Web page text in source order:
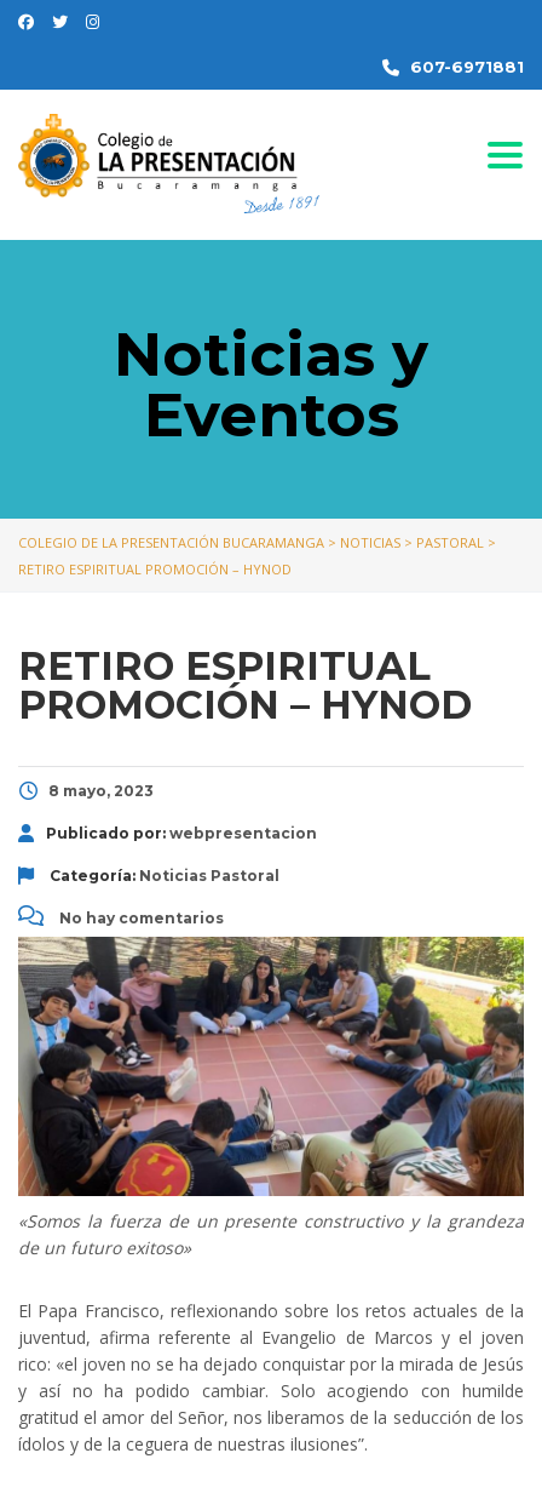
607-6971881
Noticias y
Eventos
COLEGIO DE LA PRESENTACIÓN BUCARAMANGA > NOTICIAS > PASTORAL >
RETIRO ESPIRITUAL PROMOCIÓN – HYNOD
RETIRO ESPIRITUAL
PROMOCIÓN – HYNOD
8 mayo, 2023
Publicado por: webpresentacion
Categoría: Noticias Pastoral
No hay comentarios
«Somos la fuerza de un presente constructivo y la grandeza
de un futuro exitoso»
El Papa Francisco, reflexionando sobre los retos actuales de la
juventud, afirma referente al Evangelio de Marcos y el joven
rico: «el joven no se ha dejado conquistar por la mirada de Jesús
y así no ha podido cambiar. Solo acogiendo con humilde
gratitud el amor del Señor, nos liberamos de la seducción de los
ídolos y de la ceguera de nuestras ilusiones”.